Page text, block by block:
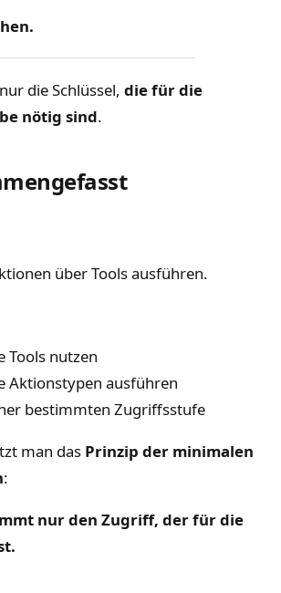
die Schlüssel, die für die
nötig sind.
über Tools ausführen.
Tools nutzen
Aktionstypen ausführen
bestimmten Zugriffsstufe
man das Prinzip der minimalen
:
nur den Zugriff, der für die